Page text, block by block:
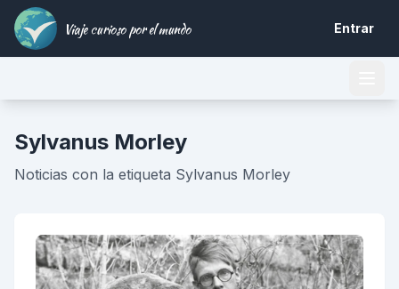
Viaje curioso por el mundo Entrar
Sylvanus Morley
Noticias con la etiqueta Sylvanus Morley